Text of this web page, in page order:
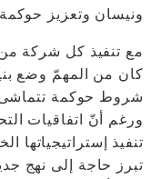
ونيسان وتعزيز
مع تنفيذ كل شركة
كان من المهمّ وضع
شروط حوكمة تتماشى
ورغم أنّ اتفاقيات
تبرز حاجة إلى نهج